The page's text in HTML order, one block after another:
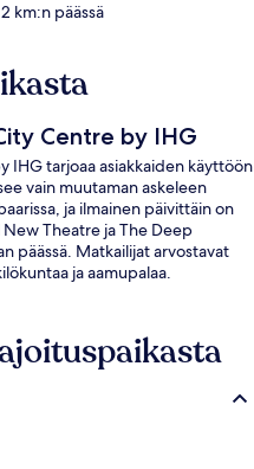
km:n päässä
Centre by IHG
IHG tarjoaa asiakkaiden käyttöön
vain muutaman askeleen
ja ilmainen päivittäin on
Theatre ja The Deep
päässä. Matkailijat arvostavat
ja aamupalaa.